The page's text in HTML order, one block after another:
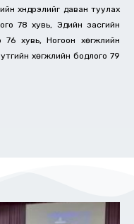
хүндрэлийг даван туулах
78 хувь, Эдийн засгийн
76 хувь, Ногоон хөгжлийн
хөгжлийн бодлого 79